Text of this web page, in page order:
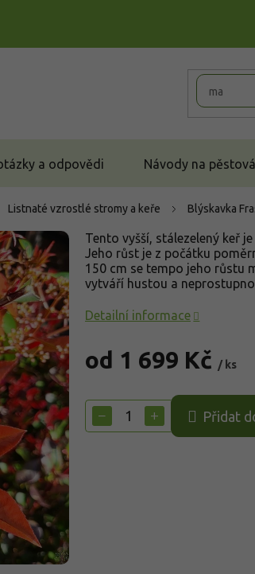
a odpovědi Návody na
Listnaté vzrostlé stromy a keře Blýskavka
od 1 699 Kč / ks
cena:
+
− Přidat
Tento vyšší, stálezelený keř
Jeho růst je z počátku
150 cm se tempo jeho růstu
vytváří hustou a
Detailní informace